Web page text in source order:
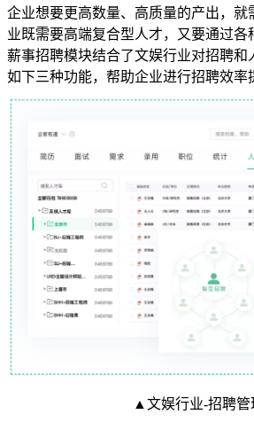
企业想要更高数量、高质量的产出，就
业既需要高端复合型人才，又要通过各
薪事招聘模块结合了文娱行业对招聘和
如下三种功能，帮助企业进行招聘效率
▲文娱行业-招聘管